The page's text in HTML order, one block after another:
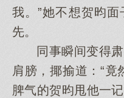
我。”她不想贺昀
先。
同事瞬间变得肃
肩膀，揶揄道：“竟
脾气的贺昀甩他一